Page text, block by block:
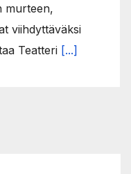
murteen,
viihdyttäväksi
Teatteri [...]